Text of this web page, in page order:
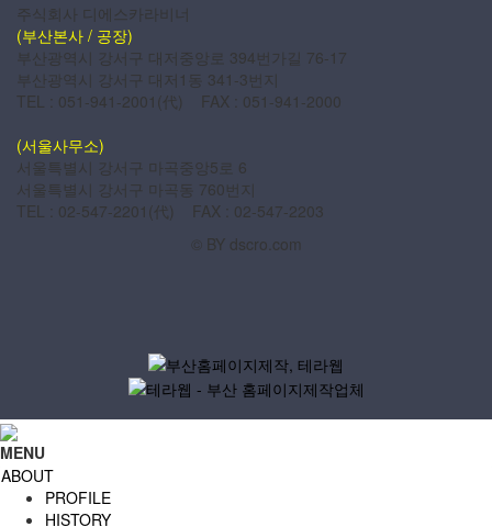
주식회사 디에스카라비너
(부산본사 / 공장)
부산광역시 강서구 대저중앙로 394번가길 76-17
부산광역시 강서구 대저1동 341-3번지
TEL : 051-941-2001(代) FAX : 051-941-2000
(서울사무소)
서울특별시 강서구 마곡중앙5로 6
서울특별시 강서구 마곡동 760번지
TEL : 02-547-2201(代) FAX : 02-547-2203
© BY dscro.com
MENU
ABOUT
PROFILE
HISTORY